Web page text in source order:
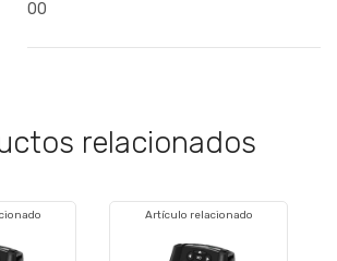
00
relacionados
Artículo relacionado